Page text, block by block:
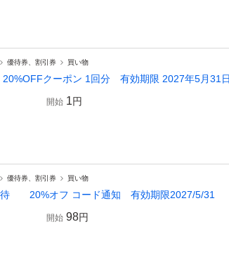
優待券、割引券 買い物
20%OFFクーポン 1回分 有効期限 2027年5月31
開始 1円
優待券、割引券 買い物
20%オフ コード通知 有効期限2027/5/31
開始 98円